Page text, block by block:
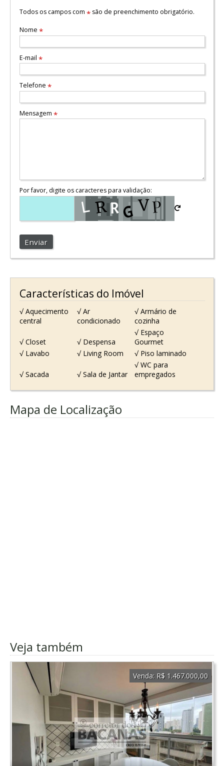
Todos os campos com *são de preenchimento obrigatório.
Nome *
E-mail *
Telefone *
Mensagem *
Por favor, digite os caracteres para validação:
Enviar
Características do Imóvel
√ Aquecimento
central
√ Ar
condicionado
√ Armário de
cozinha
√ Closet √ Despensa
√ Espaço
Gourmet
√ Lavabo
√ Living Room √ Piso laminado
√ Sacada √ Sala de Jantar
√ WC para
empregados
Mapa de Localização
Veja também
Venda: R$ 1.467.000,00